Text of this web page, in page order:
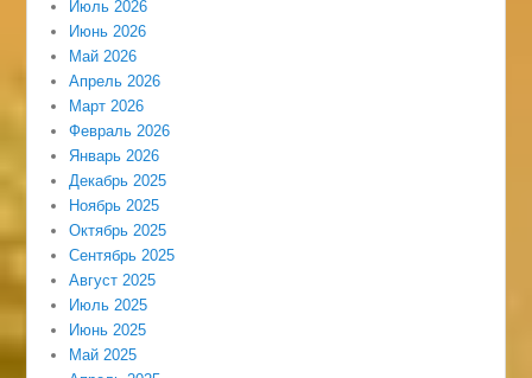
Июль 2026
Июнь 2026
Май 2026
Апрель 2026
Март 2026
Февраль 2026
Январь 2026
Декабрь 2025
Ноябрь 2025
Октябрь 2025
Сентябрь 2025
Август 2025
Июль 2025
Июнь 2025
Май 2025